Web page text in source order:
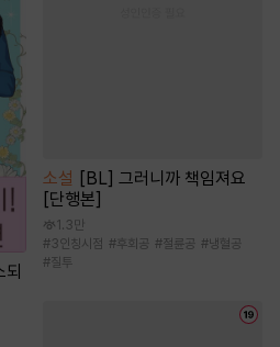
소설 [BL] 그러니까 책임져요
[단행본]
1.3만
#3인칭시점 #후회공 #절륜공 #냉혈공
#질투